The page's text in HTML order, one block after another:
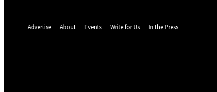
Advertise About Events Write for Us In the Press